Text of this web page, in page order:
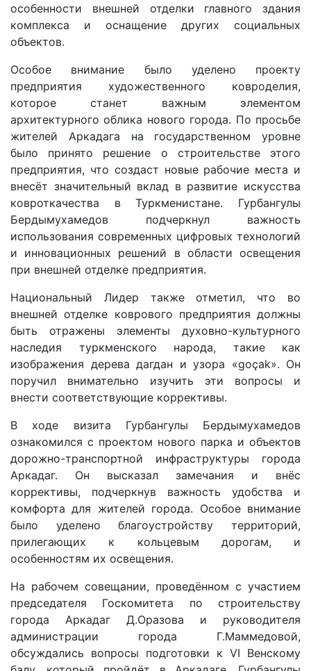
особенности внешней отделки главного здания
комплекса и оснащение других социальных
объектов.
Особое внимание было уделено проекту
предприятия художественного ковроделия,
которое станет важным элементом
архитектурного облика нового города. По просьбе
жителей Аркадага на государственном уровне
было принято решение о строительстве этого
предприятия, что создаст новые рабочие места и
внесёт значительный вклад в развитие искусства
ковроткачества в Туркменистане. Гурбангулы
Бердымухамедов подчеркнул важность
использования современных цифровых технологий
и инновационных решений в области освещения
при внешней отделке предприятия.
Национальный Лидер также отметил, что во
внешней отделке коврового предприятия должны
быть отражены элементы духовно-культурного
наследия туркменского народа, такие как
изображения дерева дагдан и узора «goçak». Он
поручил внимательно изучить эти вопросы и
внести соответствующие коррективы.
В ходе визита Гурбангулы Бердымухамедов
ознакомился с проектом нового парка и объектов
дорожно-транспортной инфраструктуры города
Аркадаг. Он высказал замечания и внёс
коррективы, подчеркнув важность удобства и
комфорта для жителей города. Особое внимание
было уделено благоустройству территорий,
прилегающих к кольцевым дорогам, и
особенностям их освещения.
На рабочем совещании, проведённом с участием
председателя Госкомитета по строительству
города Аркадаг Д.Оразова и руководителя
администрации города Г.Маммедовой,
обсуждались вопросы подготовки к VI Венскому